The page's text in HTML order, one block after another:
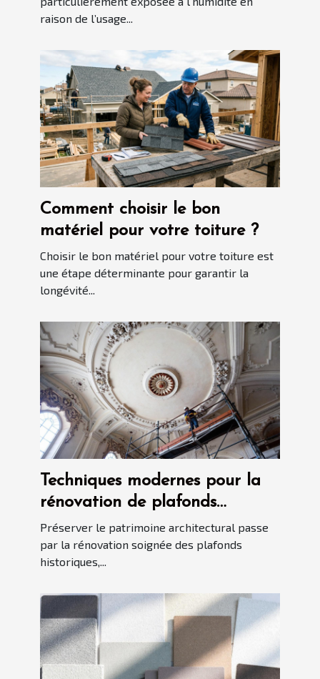
raison de l’usage...
Comment choisir le bon
matériel pour votre toiture ?
Choisir le bon matériel pour votre toiture est
une étape déterminante pour garantir la
longévité...
Techniques modernes pour la
rénovation de plafonds
historiques
Préserver le patrimoine architectural passe
par la rénovation soignée des plafonds
historiques,...